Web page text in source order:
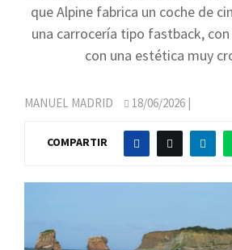
que Alpine fabrica un coche de
una carrocería tipo fastback,
con una estética muy
MANUEL MADRID 18/06/2026 |
COMPARTIR